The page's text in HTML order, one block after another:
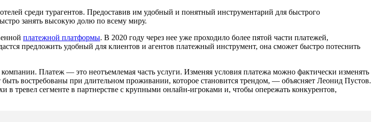
среди турагентов. Предоставив им удобный и понятный инструментарий для быстрого
занять высокую долю по всему миру.
платежной платформы. В 2020 году через нее уже проходило более пятой части платежей,
предложить удобный для клиентов и агентов платежный инструмент, она сможет быстро потеснить
Платеж — это неотъемлемая часть услуги. Изменяя условия платежа можно фактически изменять
востребованы при длительном проживании, которое становится трендом, — объясняет Леонид Пустов.
сегменте в партнерстве с крупными онлайн-игроками и, чтобы опережать конкурентов,